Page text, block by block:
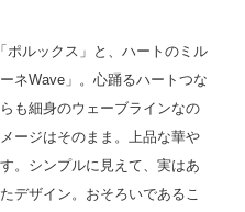
ポルックス」と、ハートのミル
ネWave」。心踊るハートつな
も細身のウェーブラインなの
ージはそのまま。上品な華や
。シンプルに見えて、実はあ
デザイン。おそろいであるこ